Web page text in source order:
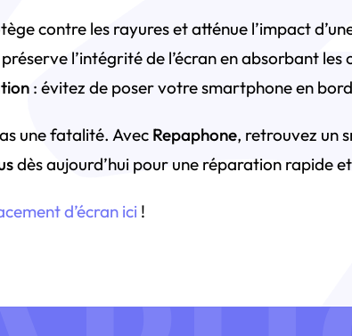
contre les rayures et atténue l’impact
l’intégrité de l’écran en absorbant les
: évitez de poser votre smartphone en
une fatalité. Avec Repaphone, retrouvez un
dès aujourd’hui pour une réparation rapide
d’écran ici !